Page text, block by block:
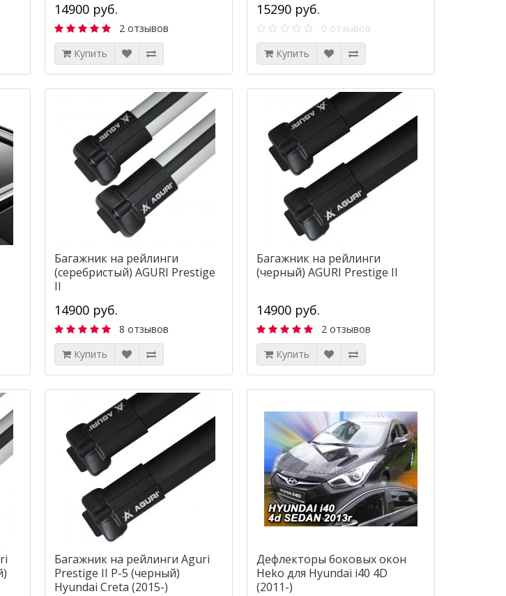
14900 руб.
2 отзывов
Купить
15290 руб.
0 отзывов
Купить
Багажник на рейлинги
(серебристый) AGURI Prestige
II
14900 руб.
8 отзывов
Купить
Багажник на рейлинги
(черный) AGURI Prestige II
14900 руб.
2 отзывов
Купить
Багажник на рейлинги Aguri
Prestige II P-5 (черный)
Hyundai Creta (2015-)
Дефлекторы боковых окон
Heko для Hyundai i40 4D
(2011-)